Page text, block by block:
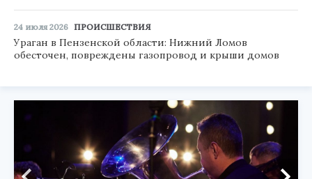
24 июля 2026 ПРОИСШЕСТВИЯ
Ураган в Пензенской области: Нижний Ломов
обесточен, повреждены газопровод и крыши домов